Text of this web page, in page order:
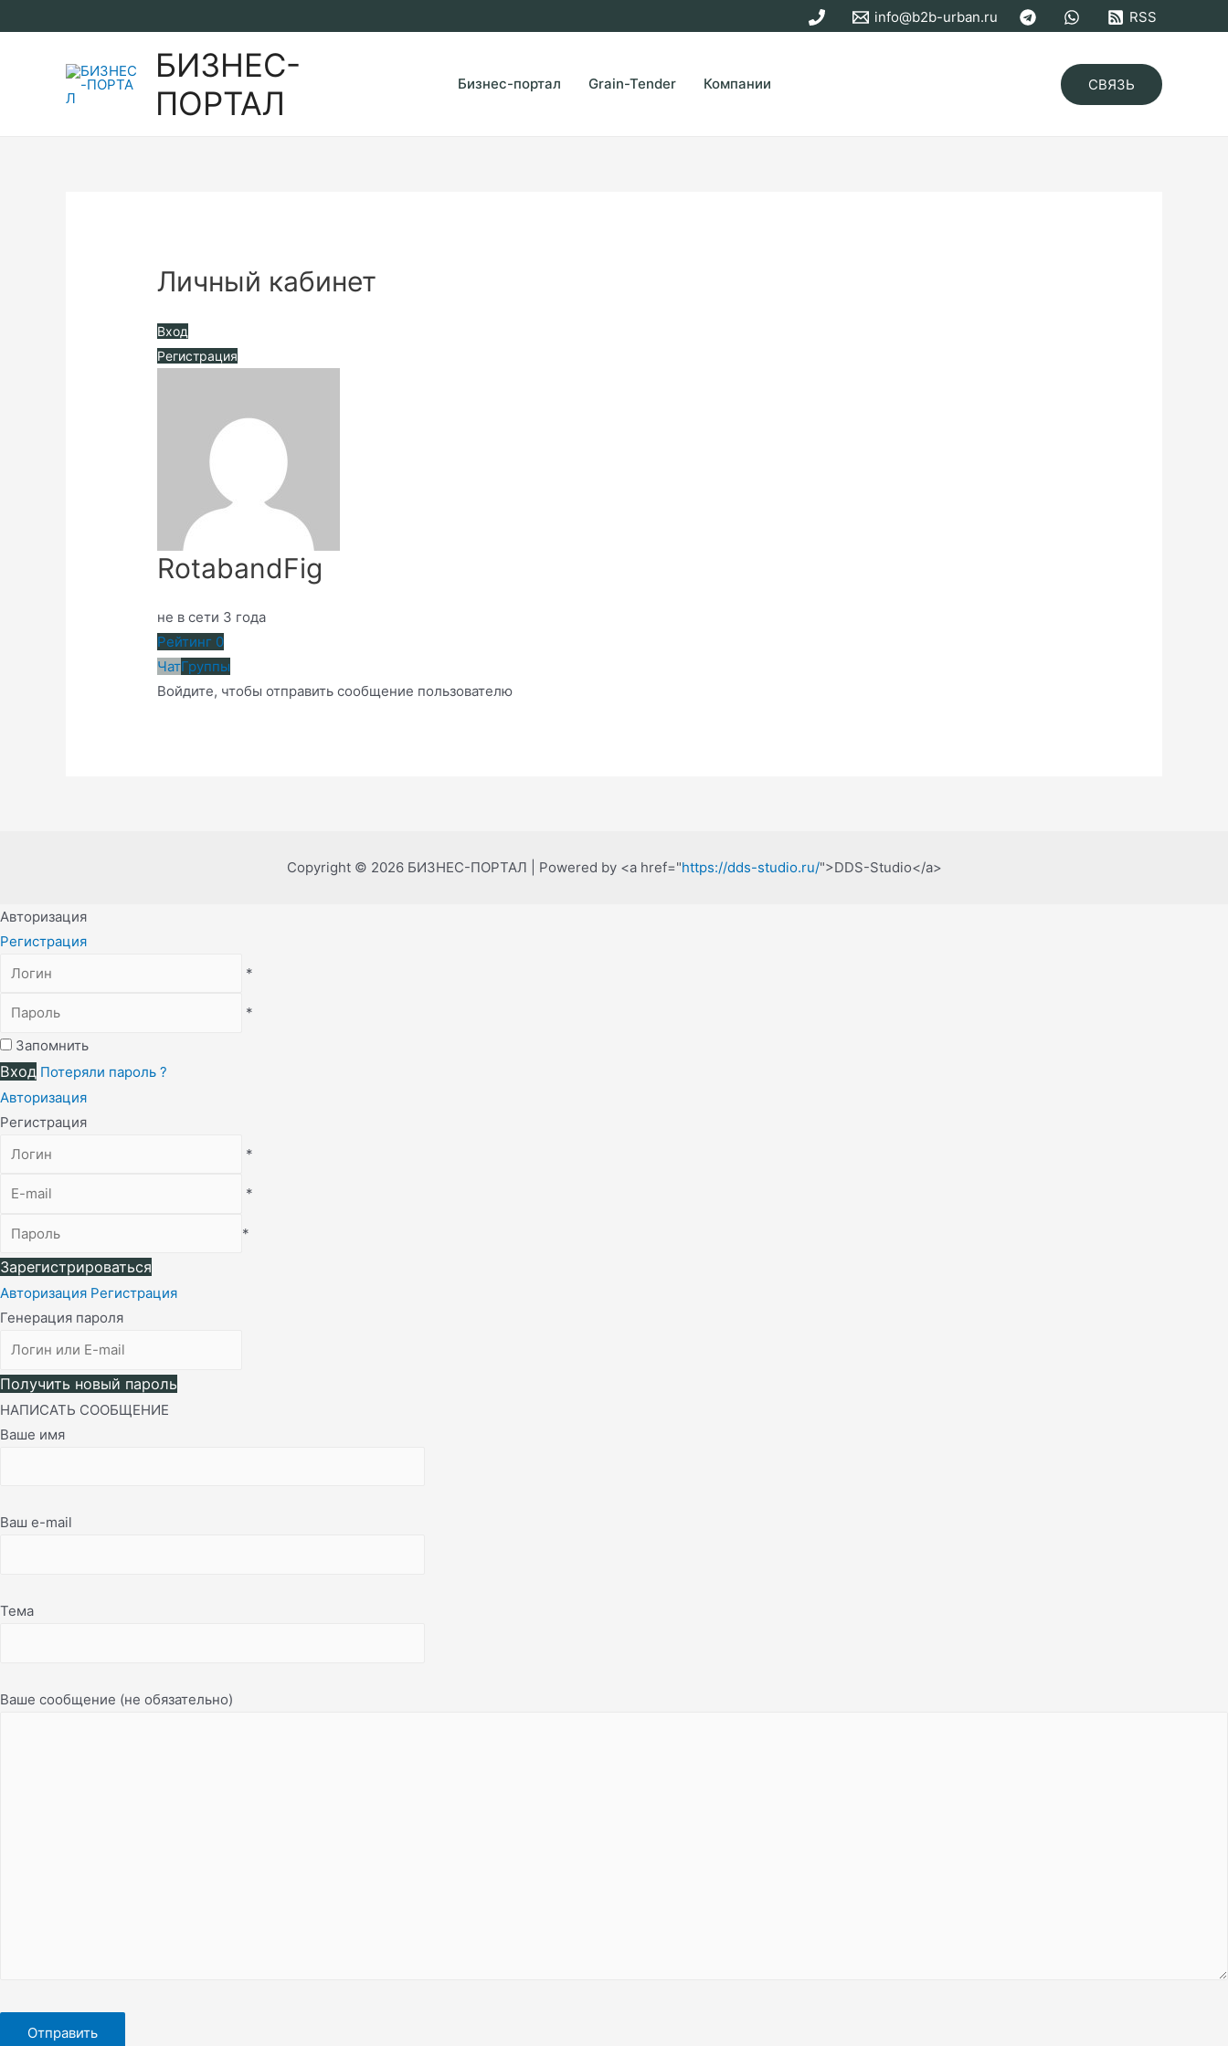
к
содержимому
info@b2b-urban.ru RSS
БИЗНЕС-
ПОРТАЛ
Бизнес-портал Grain-Tender Компании СВЯЗЬ
Личный кабинет
Вход
Регистрация
RotabandFig
не в сети 3 года
Рейтинг 0
ЧатГруппы
Войдите, чтобы отправить сообщение пользователю
Copyright © 2026 БИЗНЕС-ПОРТАЛ | Powered by <a href="https://dds-studio.ru/">DDS-Studio</a>
Авторизация
Регистрация
*
*
Запомнить
Вход Потеряли пароль ?
Авторизация
Регистрация
*
*
*
Зарегистрироваться
Авторизация Регистрация
Генерация пароля
Получить новый пароль
НАПИСАТЬ СООБЩЕНИЕ
Ваше имя
Ваш e-mail
Тема
Ваше сообщение (не обязательно)